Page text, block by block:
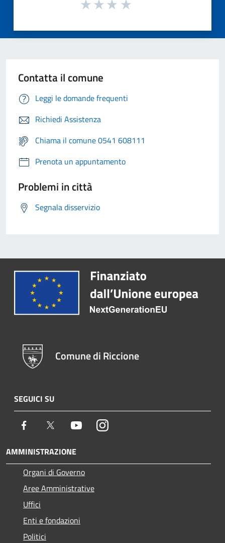
Contatta il comune
Leggi le domande frequenti
Richiedi Assistenza
Chiama il comune 0541 608111
Prenota un appuntamento
Problemi in città
Segnala disservizio
Comune di Riccione
SEGUICI SU
Facebook Twitter YoutubeInstagram
AMMINISTRAZIONE
Organi di Governo
Aree Amministrative
Uffici
Enti e fondazioni
Politici